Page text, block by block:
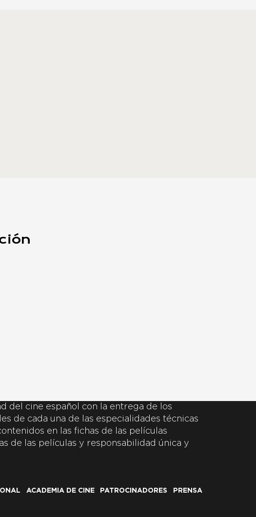
del cine español con la entrega de los
de cada una de las especialidades técnicas
en las fichas de las películas
de las películas y responsabilidad única y
ACADEMIA DE CINE PATROCINADORES
PRENSA